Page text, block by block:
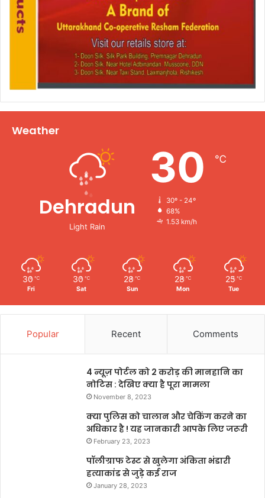
Weather
Dehradun
Light Rain
30 ℃
30º - 24º
68%
1.53 km/h
30 ℃
Fri
30 ℃
Sat
28 ℃
Sun
28 ℃
Mon
25 ℃
Tue
Popular Recent Comments
4 न्यूज़ पोर्टल को 2 करोड़ की मानहानि का
नोटिस : देखिए क्या है पूरा मामला
November 8, 2023
क्या पुलिस को चालान और चेकिंग करने का
अधिकार है ! यह जानकारी आपके लिए जरूरी
February 23, 2023
पॉलीग्राफ टेस्ट से खुलेगा अंकिता भंडारी
हत्याकांड से जुड़े कई राज
January 28, 2023